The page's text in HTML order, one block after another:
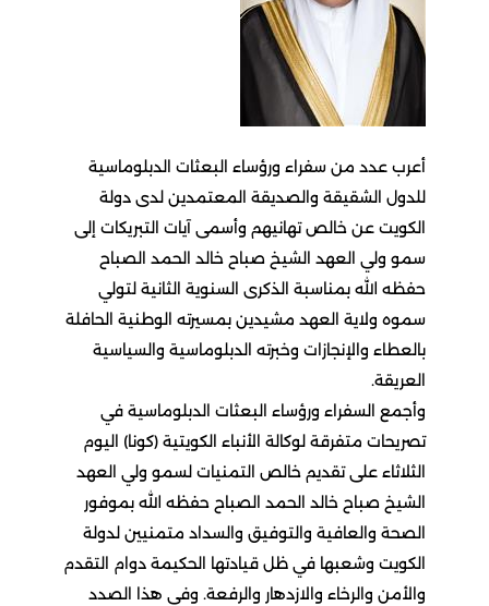
أعرب عدد من سفراء ورؤساء البعثات الدبلوماسية
للدول الشقيقة والصديقة المعتمدين لدى دولة
الكويت عن خالص تهانيهم وأسمى آيات التبريكات إلى
سمو ولي العهد الشيخ صباح خالد الحمد الصباح
حفظه الله بمناسبة الذكرى السنوية الثانية لتولي
سموه ولاية العهد مشيدين بمسيرته الوطنية الحافلة
بالعطاء والإنجازات وخبرته الدبلوماسية والسياسية
العريقة.
وأجمع السفراء ورؤساء البعثات الدبلوماسية في
تصريحات متفرقة لوكالة الأنباء الكويتية (كونا) اليوم
الثلاثاء على تقديم خالص التمنيات لسمو ولي العهد
الشيخ صباح خالد الحمد الصباح حفظه الله بموفور
الصحة والعافية والتوفيق والسداد متمنيين لدولة
الكويت وشعبها في ظل قيادتها الحكيمة دوام التقدم
والأمن والرخاء والازدهار والرفعة. وفي هذا الصدد